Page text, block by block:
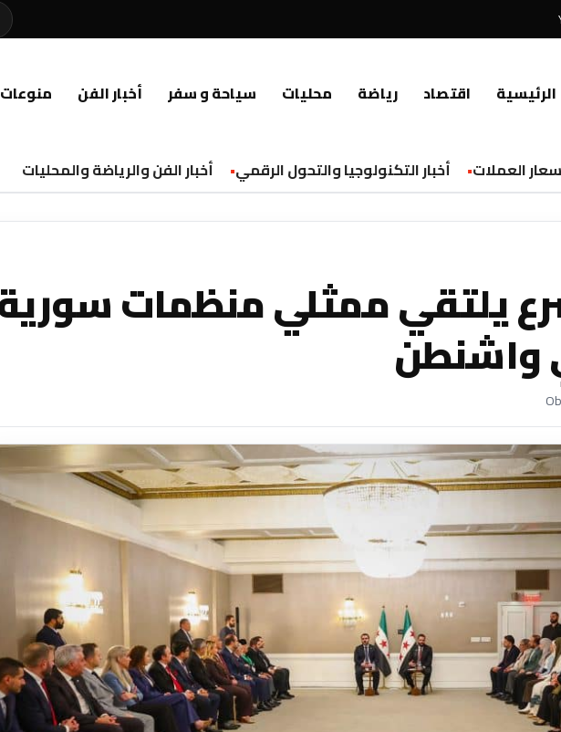
الرئيسية اقتصاد رياضة محليات سياحة و سفر أخبار الفن منوعات
العملات أخبار التكنولوجيا والتحول الرقمي أخبار الفن والرياضة والمحليات
يلتقي ممثلي منظمات
واشنطن